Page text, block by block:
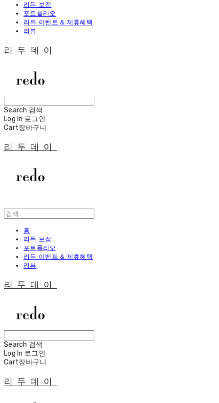
리두 보정
포트폴리오
리두 이벤트 & 제휴혜택
리뷰
리두데이
Search 검색
Log In 로그인
Cart장바구니
리두데이
홈
리두 보정
포트폴리오
리두 이벤트 & 제휴혜택
리뷰
리두데이
Search 검색
Log In 로그인
Cart장바구니
리두데이